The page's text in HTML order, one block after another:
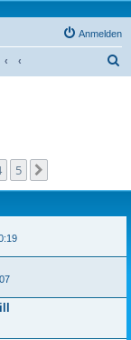
Anmelden
5